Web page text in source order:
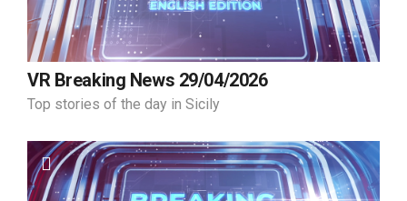
VR Breaking News 29/04/2026
Top stories of the day in Sicily